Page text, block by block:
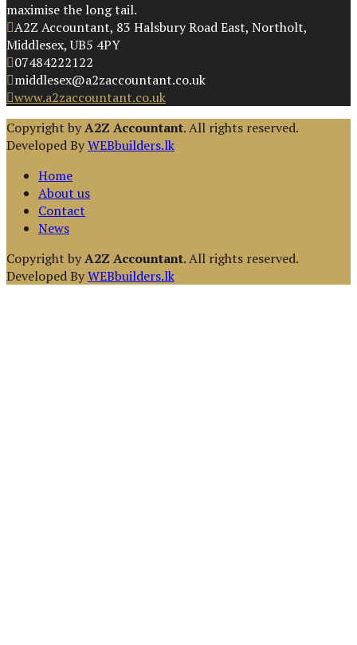
maximise the long tail.
A2Z Accountant, 83 Halsbury Road East, Northolt,
Middlesex, UB5 4PY
07484222122
middlesex@a2zaccountant.co.uk
www.a2zaccountant.co.uk
Copyright byA2Z Accountant. All rights reserved.
Developed ByWEBbuilders.lk
Home
About us
Contact
News
Copyright byA2Z Accountant. All rights reserved.
Developed ByWEBbuilders.lk